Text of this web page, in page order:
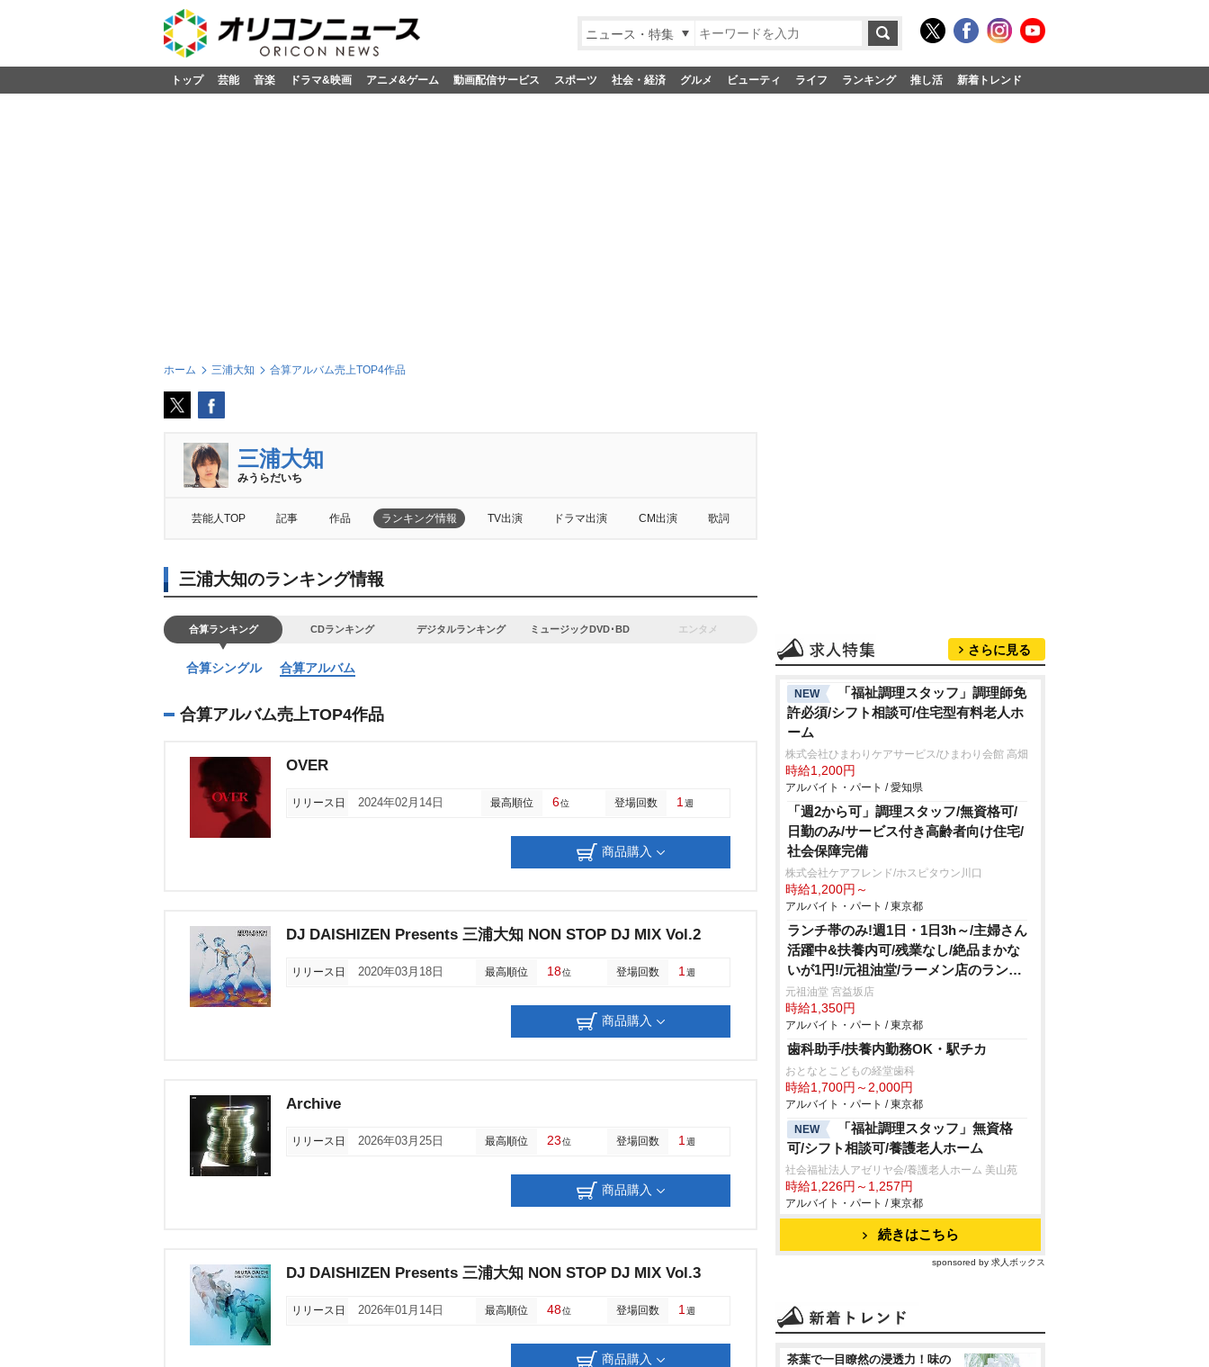
ニュース・特集
トップ 芸能 音楽 ドラマ&映画 アニメ&ゲーム 動画配信サービス スポーツ 社会・経済 グルメ ビューティ ライフ ランキング 推し活 新着トレンド
ホーム 三浦大知 合算アルバム売上TOP4作品
三浦大知
みうらだいち
芸能人TOP 記事 作品 ランキング情報 TV出演 ドラマ出演 CM出演 歌詞
三浦大知のランキング情報
合算ランキング CDランキング デジタルランキング ミュージックDVD･BD エンタメ
合算シングル 合算アルバム
合算アルバム売上TOP4作品
OVER
リリース日 2024年02月14日 最高順位 6位 登場回数 1 週
商品購入
DJ DAISHIZEN Presents 三浦大知 NON STOP DJ MIX Vol.2
リリース日 2020年03月18日 最高順位 18位 登場回数 1 週
商品購入
Archive
リリース日 2026年03月25日 最高順位 23位 登場回数 1 週
商品購入
DJ DAISHIZEN Presents 三浦大知 NON STOP DJ MIX Vol.3
リリース日 2026年01月14日 最高順位 48位 登場回数 1 週
商品購入
さらに見る
NEW
「福祉調理スタッフ」調理師免
許必須/シフト相談可/住宅型有料老人ホ
ーム
株式会社ひまわりケアサービス/ひまわり会館 高畑
時給1,200円
アルバイト・パート / 愛知県
「週2から可」調理スタッフ/無資格可/
日勤のみ/サービス付き高齢者向け住宅/
社会保障完備
株式会社ケアフレンド/ホスピタウン川口
時給1,200円～
アルバイト・パート / 東京都
ランチ帯のみ!週1日・1日3h～/主婦さん
活躍中&扶養内可/残業なし/絶品まかな
いが1円!/元祖油堂/ラーメン店のランチ
スタッフ
元祖油堂 宮益坂店
時給1,350円
アルバイト・パート / 東京都
歯科助手/扶養内勤務OK・駅チカ
おとなとこどもの経堂歯科
時給1,700円～2,000円
アルバイト・パート / 東京都
NEW
「福祉調理スタッフ」無資格
可/シフト相談可/養護老人ホーム
社会福祉法人アゼリヤ会/養護老人ホーム 美山苑
時給1,226円～1,257円
アルバイト・パート / 東京都
続きはこちら
sponsored by 求人ボックス
茶葉で一目瞭然の浸透力！味の